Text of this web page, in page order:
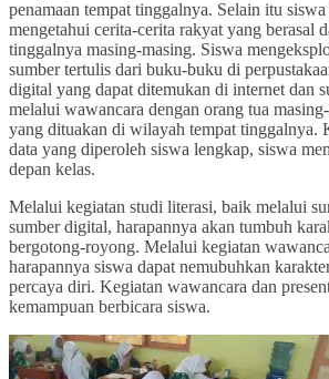
penamaan tempat tinggalnya. Selain itu
mengetahui cerita-cerita rakyat yang berasal
tinggalnya masing-masing. Siswa
sumber tertulis dari buku-buku di
digital yang dapat ditemukan di internet dan
melalui wawancara dengan orang tua
yang dituakan di wilayah tempat tinggalnya.
data yang diperoleh siswa lengkap, siswa
depan kelas.
Melalui kegiatan studi literasi, baik melalui
sumber digital, harapannya akan tumbuh
bergotong-royong. Melalui kegiatan
harapannya siswa dapat nemubuhkan
percaya diri. Kegiatan wawancara dan
kemampuan berbicara siswa.